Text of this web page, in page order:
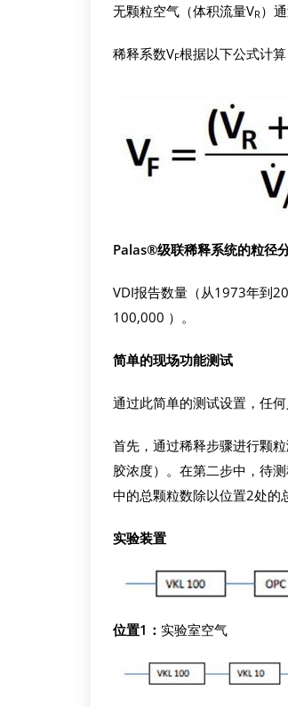
无颗粒空气（体积流量VR）
稀释系数VF根据以下公式计算
Palas®级联稀释系统的粒径
VDI报告数量（从1973年到
100,000 ）。
简单的现场功能测试
通过此简单的测试设置，任
首先，通过稀释步骤进行颗
胶浓度）。在第二步中，待
中的总颗粒数除以位置2处的
实验装置
位置1： 实验室空气